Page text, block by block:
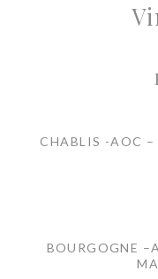
CHABLIS -AOC –
BOURGOGNE